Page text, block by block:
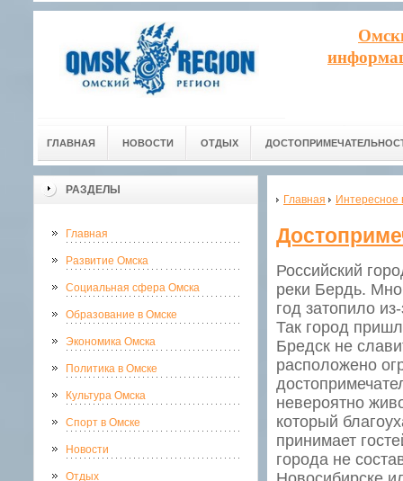
ГЛАВНАЯ НОВОСТИ ОТДЫХ
РАЗДЕЛЫ
Главная
Развитие Омска
Социальная сфера Омска
Образование в Омске
Экономика Омска
Политика в Омске
Культура Омска
Спорт в Омске
Новости
Отдых
Главная Интересное
Российский
реки Бердь.
год затопило
Так город
Бредск не
расположено
невероятно
который
принимает
города не